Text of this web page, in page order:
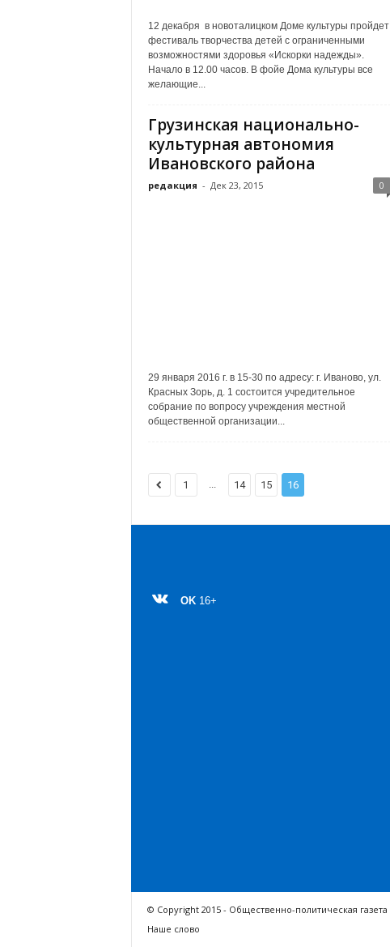
12 декабря в новоталицком Доме культуры пройдет
фестиваль творчества детей с ограниченными
возможностями здоровья «Искорки надежды».
Начало в 12.00 часов. В фойе Дома культуры все
желающие...
Грузинская национально-
культурная автономия
Ивановского района
редакция - Дек 23, 2015 0
29 января 2016 г. в 15-30 по адресу: г. Иваново, ул.
Красных Зорь, д. 1 состоится учредительное
собрание по вопросу учреждения местной
общественной организации...
1 ... 14 15 16
OK 16+
© Copyright 2015 - Общественно-политическая газета
Наше слово